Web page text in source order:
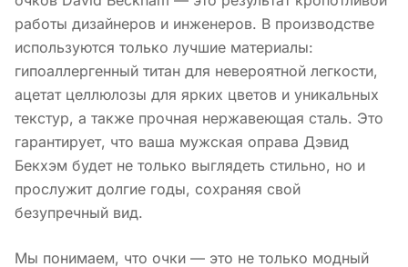
работы дизайнеров и инженеров. В производстве
используются только лучшие материалы:
гипоаллергенный титан для невероятной легкости,
ацетат целлюлозы для ярких цветов и уникальных
текстур, а также прочная нержавеющая сталь. Это
гарантирует, что ваша мужская оправа Дэвид
Бекхэм будет не только выглядеть стильно, но и
прослужит долгие годы, сохраняя свой
безупречный вид.
Мы понимаем, что очки — это не только модный